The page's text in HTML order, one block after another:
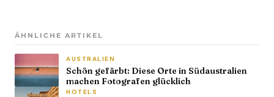
ÄHNLICHE ARTIKEL
AUSTRALIEN
Schön gefärbt: Diese Orte in Südaustralien
machen Fotografen glücklich
HOTELS